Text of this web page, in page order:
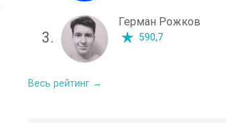
3.
Герман Рожков
590,7
Весь рейтинг →